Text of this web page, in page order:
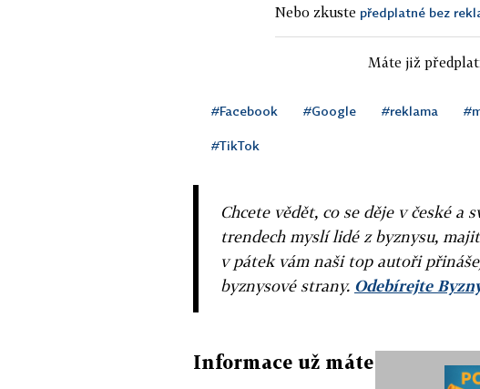
Nebo zkuste předplatné bez
Máte již
#Facebook #Google #reklama
#TikTok
Chcete vědět, co se děje v české a
trendech myslí lidé z byznysu,
v pátek vám naši top autoři
byznysové strany. Odebírejte
Informace už máte